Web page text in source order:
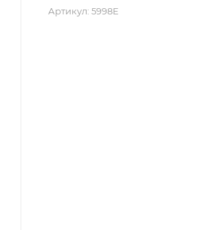
Артикул: 5998E